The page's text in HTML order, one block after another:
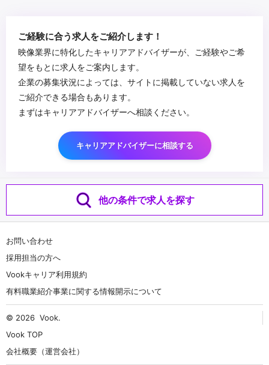
ご経験に合う求人をご紹介します！
映像業界に特化したキャリアアドバイザーが、ご経験やご希
望をもとに求人をご案内します。
企業の募集状況によっては、サイトに掲載していない求人を
ご紹介できる場合もあります。
まずはキャリアアドバイザーへ相談ください。
キャリアアドバイザーに相談する
他の条件で求人を探す
お問い合わせ
採用担当の方へ
Vookキャリア利用規約
有料職業紹介事業に関する情報開示について
© 2026 Vook.
Vook TOP
会社概要（運営会社）